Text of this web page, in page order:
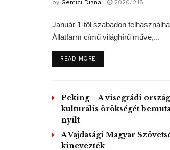
by Gemici Diana 2020.12.18.
Január 1-től szabadon
Állatfarm című világhírű műve,...
READ MOREDETAILS
Peking – A visegrádi
kulturális örökségét
nyílt
A Vajdasági Magyar
kinevezték